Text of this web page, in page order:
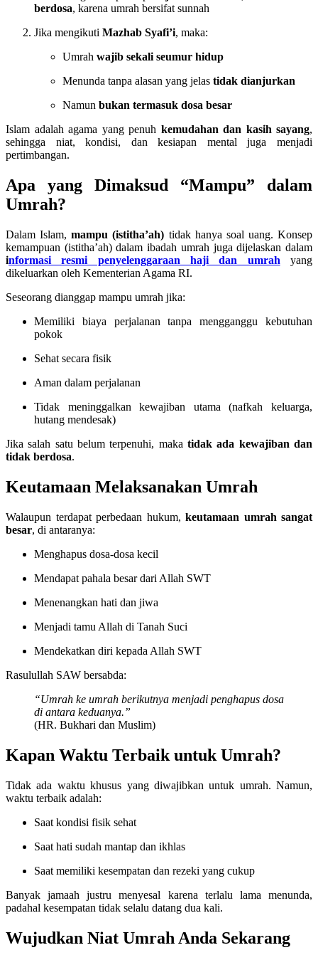
berdosa, karena umrah bersifat sunnah
Jika mengikuti Mazhab Syafi’i, maka:
Umrah wajib sekali seumur hidup
Menunda tanpa alasan yang jelas tidak dianjurkan
Namun bukan termasuk dosa besar
Islam adalah agama yang penuh kemudahan dan kasih sayang,
sehingga niat, kondisi, dan kesiapan mental juga menjadi
pertimbangan.
Apa yang Dimaksud “Mampu” dalam
Umrah?
Dalam Islam,mampu (istitha’ah) tidak hanya soal uang. Konsep
kemampuan (istitha’ah) dalam ibadah umrah juga dijelaskan dalam
informasi resmi penyelenggaraan haji dan umrah yang
dikeluarkan oleh Kementerian Agama RI.
Seseorang dianggap mampu umrah jika:
Memiliki biaya perjalanan tanpa mengganggu kebutuhan
pokok
Sehat secara fisik
Aman dalam perjalanan
Tidak meninggalkan kewajiban utama (nafkah keluarga,
hutang mendesak)
Jika salah satu belum terpenuhi, maka tidak ada kewajiban dan
tidak berdosa.
Keutamaan Melaksanakan Umrah
Walaupun terdapat perbedaan hukum, keutamaan umrah sangat
besar, di antaranya:
Menghapus dosa-dosa kecil
Mendapat pahala besar dari Allah SWT
Menenangkan hati dan jiwa
Menjadi tamu Allah di Tanah Suci
Mendekatkan diri kepada Allah SWT
Rasulullah SAW bersabda:
“Umrah ke umrah berikutnya menjadi penghapus dosa
di antara keduanya.”
(HR. Bukhari dan Muslim)
Kapan Waktu Terbaik untuk Umrah?
Tidak ada waktu khusus yang diwajibkan untuk umrah. Namun,
waktu terbaik adalah:
Saat kondisi fisik sehat
Saat hati sudah mantap dan ikhlas
Saat memiliki kesempatan dan rezeki yang cukup
Banyak jamaah justru menyesal karena terlalu lama menunda,
padahal kesempatan tidak selalu datang dua kali.
Wujudkan Niat Umrah Anda Sekarang